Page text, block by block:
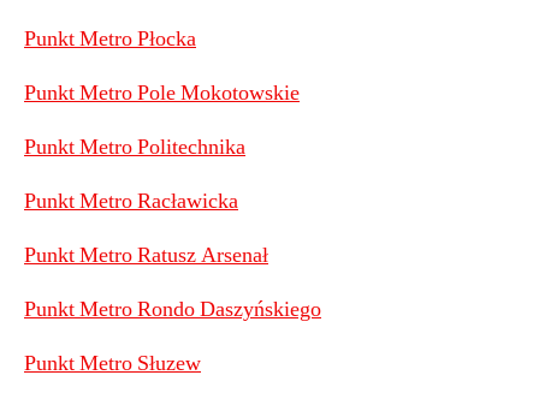
Punkt Metro Płocka
Punkt Metro Pole Mokotowskie
Punkt Metro Politechnika
Punkt Metro Racławicka
Punkt Metro Ratusz Arsenał
Punkt Metro Rondo Daszyńskiego
Punkt Metro Słuzew